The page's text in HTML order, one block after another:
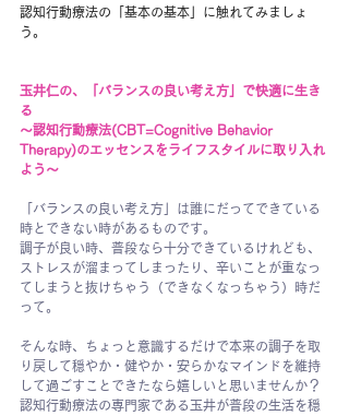
認知行動療法の「基本の基本」に触れてみましょ
う。
玉井仁の、「バランスの良い考え方」で快適に生き
る
～認知行動療法(CBT=Cognitive Behavior
Therapy)のエッセンスをライフスタイルに取り入れ
よう～
「バランスの良い考え方」は誰にだってできている
時とできない時があるものです。
調子が良い時、普段なら十分できているけれども、
ストレスが溜まってしまったり、辛いことが重なっ
てしまうと抜けちゃう（できなくなっちゃう）時だ
って。
そんな時、ちょっと意識するだけで本来の調子を取
り戻して穏やか・健やか・安らかなマインドを維持
して過ごすことできたなら嬉しいと思いませんか？
認知行動療法の専門家である玉井が普段の生活を穏